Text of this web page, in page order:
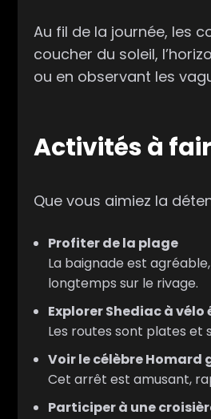
Au fil de la journée, les
coucher du soleil,
ou en observant les
Activités à
Que vous aimiez la
Profiter de la plage
La baignade est
longtemps sur le rivage.
Explorer Shediac à
Les routes sont plates et
Voir le célèbre Homard
Cet arrêt est amusant,
Participer à une